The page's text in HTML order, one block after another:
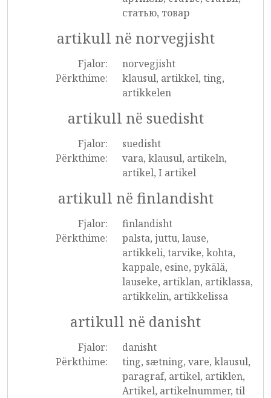
статью, товар
artikull në norvegjisht
Fjalor:
norvegjisht
Përkthime:
klausul, artikkel, ting,
artikkelen
artikull në suedisht
Fjalor:
suedisht
Përkthime:
vara, klausul, artikeln,
artikel, I artikel
artikull në finlandisht
Fjalor:
finlandisht
Përkthime:
palsta, juttu, lause,
artikkeli, tarvike, kohta,
kappale, esine, pykälä,
lauseke, artiklan, artiklassa,
artikkelin, artikkelissa
artikull në danisht
Fjalor:
danisht
Përkthime:
ting, sætning, vare, klausul,
paragraf, artikel, artiklen,
Artikel, artikelnummer, til